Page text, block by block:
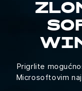
Prigrlite
Microsoftovim